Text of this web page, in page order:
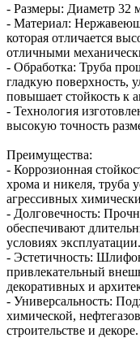
- Размеры: Диаметр 32
- Материал:
которая отличается
отличными
- Обработка: Труба
гладкую поверхность,
повышает стойкость к
- Технология
высокую точность
Преимущества:
- Коррозионная
хрома и никеля, труба
агрессивных
- Долговечность:
обеспечивают
условиях эксплуатации.
- Эстетичность:
привлекательный
декоративных и
- Универсальность:
химической,
строительстве и декоре.